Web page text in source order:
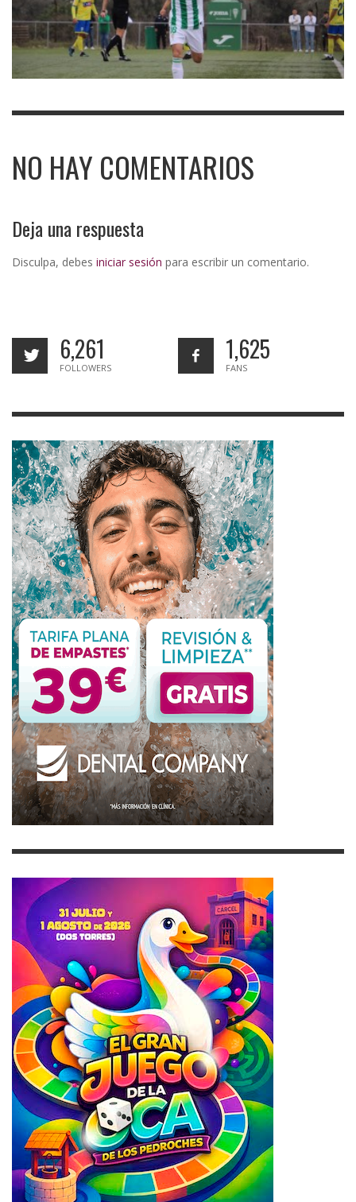
NO HAY COMENTARIOS
Deja una respuesta
Disculpa, debes iniciar sesión para escribir un comentario.
6,261
FOLLOWERS
1,625
FANS